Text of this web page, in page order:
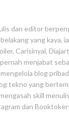
dan editor
yang kaya,
Carisinyal,
menjabat
blog
tekno yang
skill
dan